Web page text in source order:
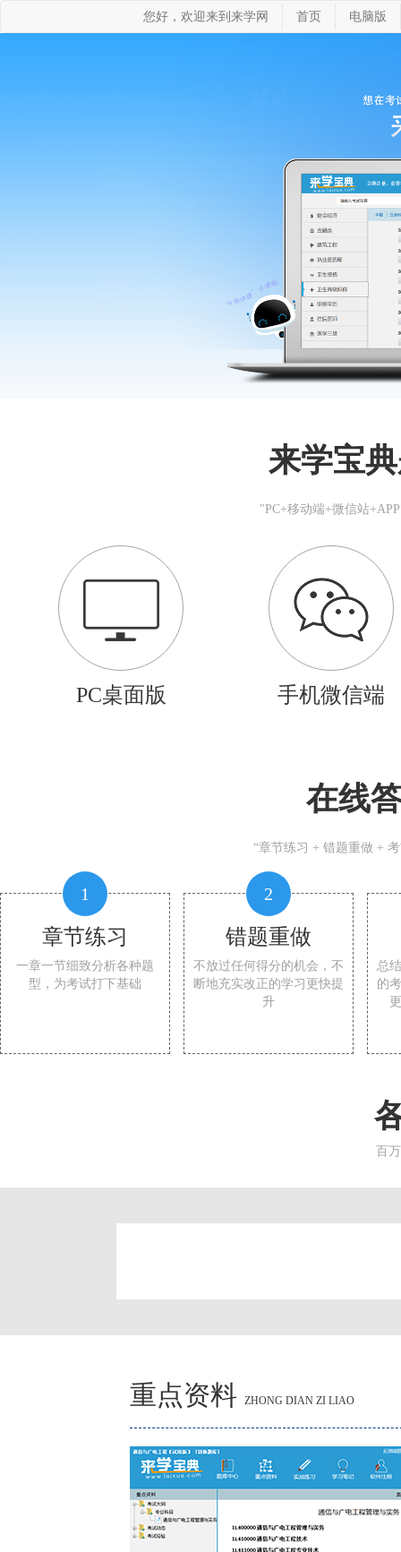
您好，欢迎来到来学网 首页 电脑版
来学宝
"PC+移动端+微信站
PC桌面版 手机微信端
在线
“章节练习 + 错题重做 +
1
章节练习
一章一节细致分析各种题
型，为考试打下基础
2
错题重做
不放过任何得分的机会，不
断地充实改正的学习更快提
升
总
的
百
重点资料 ZHONG DIAN ZI LIAO